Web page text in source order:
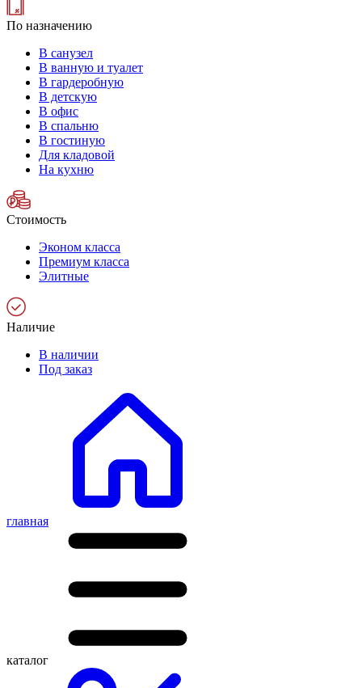
По назначению
В санузел
В ванную и туалет
В гардеробную
В детскую
В офис
В спальню
В гостиную
Для кладовой
На кухню
Стоимость
Эконом класса
Премиум класса
Элитные
Наличие
В наличии
Под заказ
главная
каталог